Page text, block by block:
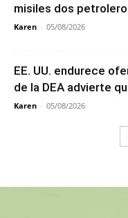
misiles dos
Karen - 05/08/2026
EE. UU. endurece
de la DEA advierte
Karen - 05/08/2026